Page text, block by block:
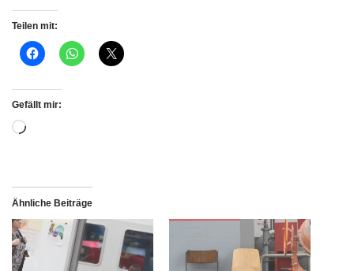
Teilen mit:
Gefällt mir:
Ähnliche Beiträge